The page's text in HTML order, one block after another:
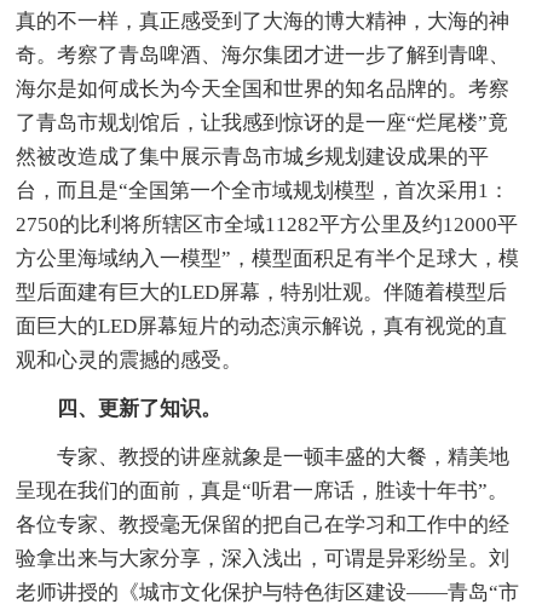
真的不一样，真正感受到了大海的博大精神，大海的神
奇。考察了青岛啤酒、海尔集团才进一步了解到青啤、
海尔是如何成长为今天全国和世界的知名品牌的。考察
了青岛市规划馆后，让我感到惊讶的是一座“烂尾楼”竟
然被改造成了集中展示青岛市城乡规划建设成果的平
台，而且是“全国第一个全市域规划模型，首次采用1：
2750的比利将所辖区市全域11282平方公里及约12000平
方公里海域纳入一模型”，模型面积足有半个足球大，模
型后面建有巨大的LED屏幕，特别壮观。伴随着模型后
面巨大的LED屏幕短片的动态演示解说，真有视觉的直
观和心灵的震撼的感受。
四、更新了知识。
专家、教授的讲座就象是一顿丰盛的大餐，精美地
呈现在我们的面前，真是“听君一席话，胜读十年书”。
各位专家、教授毫无保留的把自己在学习和工作中的经
验拿出来与大家分享，深入浅出，可谓是异彩纷呈。刘
老师讲授的《城市文化保护与特色街区建设——青岛“市